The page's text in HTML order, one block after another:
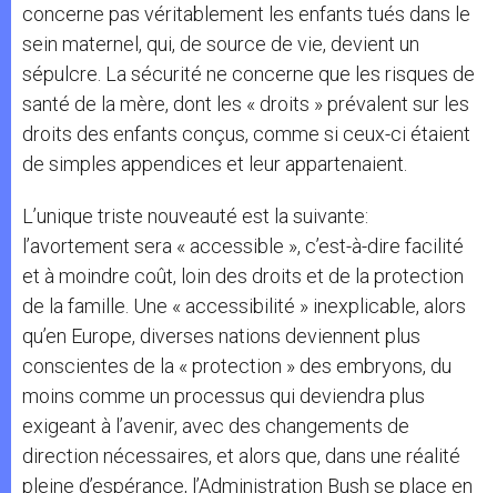
concerne pas véritablement les enfants tués dans le
sein maternel, qui, de source de vie, devient un
sépulcre. La sécurité ne concerne que les risques de
santé de la mère, dont les « droits » prévalent sur les
droits des enfants conçus, comme si ceux-ci étaient
de simples appendices et leur appartenaient.
L’unique triste nouveauté est la suivante:
l’avortement sera « accessible », c’est-à-dire facilité
et à moindre coût, loin des droits et de la protection
de la famille. Une « accessibilité » inexplicable, alors
qu’en Europe, diverses nations deviennent plus
conscientes de la « protection » des embryons, du
moins comme un processus qui deviendra plus
exigeant à l’avenir, avec des changements de
direction nécessaires, et alors que, dans une réalité
pleine d’espérance, l’Administration Bush se place en